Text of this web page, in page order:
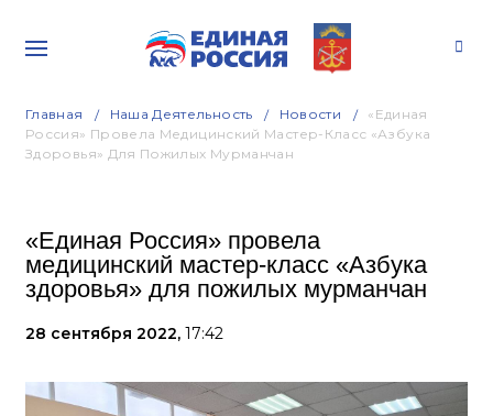
Главная Наша Деятельность Новости
«Единая
Россия» Провела Медицинский Мастер-Класс «Азбука
Здоровья» Для Пожилых Мурманчан
«Единая Россия» провела
медицинский мастер-класс «Азбука
здоровья» для пожилых мурманчан
28 сентября 2022, 17:42